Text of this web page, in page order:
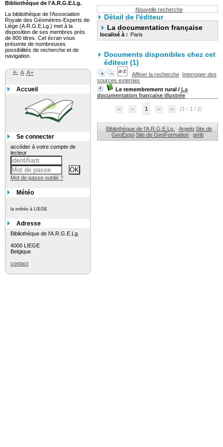
Nouvelle recherche
Détail de l'éditeur
La documentation française
localisé à : Paris
Documents disponibles chez cet
éditeur (1)
Affiner la recherche Interroger des
sources externes
Le remembrement rural / La
documentation française illustrée
1 (1 - 1 / 1)
Bibliothèque de l'A.R.G.E.Lg. Argelg Site de
GeoExpo Site de GeoFormation pmb
Bibliothèque de l'A.R.G.E.Lg.
La bibliothèque de l'Association
Royale des Géomètres-Experts de
Liège (A.R.G.E.Lg.) met à la
disposition de ses membres près
de 800 titres. Cet écran vous
présente de nombreuses
possibilités de recherche et de
navigation.
A- A A+
Accueil
Se connecter
accéder à votre compte de
lecteur
Mot de passe oublié ?
Météo
la météo à LIEGE
Adresse
Bibliothèque de l'A.R.G.E.Lg.
4000 LIEGE
Belgique
contact